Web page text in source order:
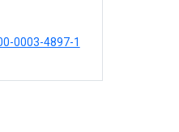
0003-4897-1